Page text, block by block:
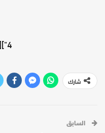
4"][/video]
شارك
السابق